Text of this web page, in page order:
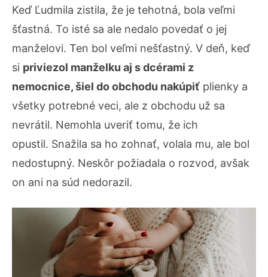
Keď Ľudmila zistila, že je tehotná, bola veľmi
šťastná. To isté sa ale nedalo povedať o jej
manželovi. Ten bol veľmi nešťastný. V deň, keď
si priviezol manželku aj s dcérami z
nemocnice, šiel do obchodu nakúpiť plienky a
všetky potrebné veci, ale z obchodu už sa
nevrátil. Nemohla uveriť tomu, že ich
opustil. Snažila sa ho zohnať, volala mu, ale bol
nedostupný. Neskôr požiadala o rozvod, avšak
on ani na súd nedorazil.